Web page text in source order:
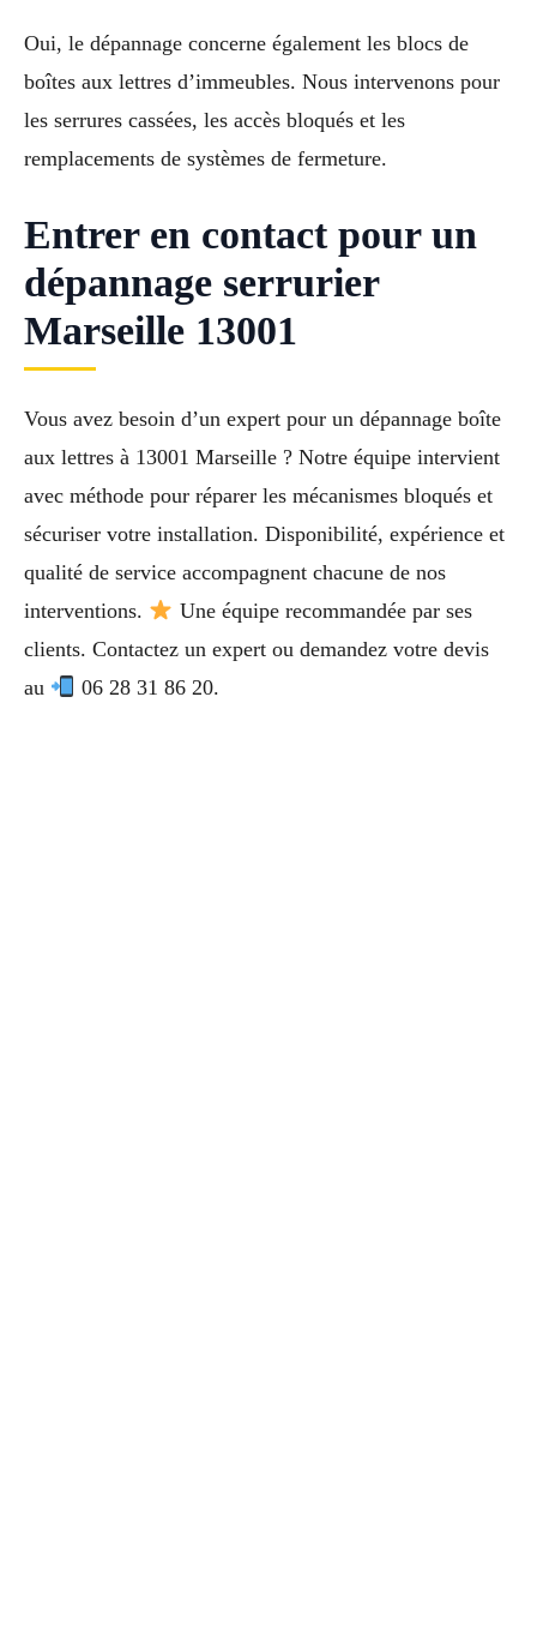
Oui, le dépannage concerne également les blocs de
boîtes aux lettres d’immeubles. Nous intervenons pour
les serrures cassées, les accès bloqués et les
remplacements de systèmes de fermeture.
Entrer en contact pour un
dépannage serrurier
Marseille 13001
Vous avez besoin d’un expert pour un dépannage boîte
aux lettres à 13001 Marseille ? Notre équipe intervient
avec méthode pour réparer les mécanismes bloqués et
sécuriser votre installation. Disponibilité, expérience et
qualité de service accompagnent chacune de nos
interventions.
Une équipe recommandée par ses
clients. Contactez un expert ou demandez votre devis
au
06 28 31 86 20.